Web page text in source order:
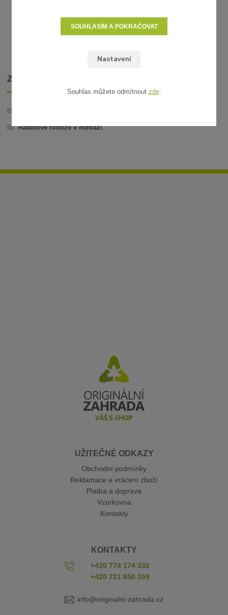
ZVOLIT VARIANTU
ZBOŽÍ ZAŘAZENO V KATEGORIÍCH
Ratanové rohože v metráži
UŽITEČNÉ ODKAZY
Obchodní podmínky
Reklamace a vrácení zboží
Platba a doprava
Vzorkovna
Kontakty
KONTAKTY
+420 774 174 332
+420 721 650 359
info@originalni-zahrada.cz
Nastavení
SOUHLASÍM A POKRAČOVAT
Souhlas můžete odmítnout zde.